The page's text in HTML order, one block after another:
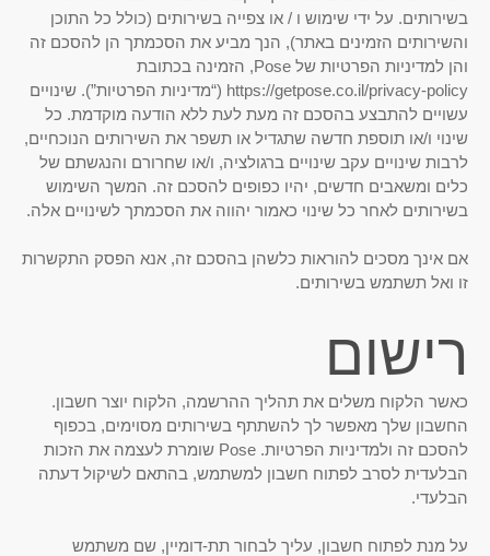
בשירותים. על ידי שימוש ו / או צפייה בשירותים (כולל כל התוכן
והשירותים הזמינים באתר), הנך מביע את הסכמתך הן להסכם זה
והן למדיניות הפרטיות של Pose, הזמינה בכתובת
https://getpose.co.il/privacy-policy (“מדיניות הפרטיות”). שינויים
עשויים להתבצע בהסכם זה מעת לעת ללא הודעה מוקדמת. כל
שינוי ו/או תוספת חדשה שתגדיל או תשפר את השירותים הנוכחיים,
לרבות שינויים עקב שינויים ברגולציה, ו/או שחרורם והנגשתם של
כלים ומשאבים חדשים, יהיו כפופים להסכם זה. המשך השימוש
בשירותים לאחר כל שינוי כאמור יהווה את הסכמתך לשינויים אלה.
אם אינך מסכים להוראות כלשהן בהסכם זה, אנא הפסק התקשרות
זו ואל תשתמש בשירותים.
רישום
כאשר הלקוח משלים את תהליך ההרשמה, הלקוח יוצר חשבון.
החשבון שלך מאפשר לך להשתתף בשירותים מסוימים, בכפוף
להסכם זה ולמדיניות הפרטיות. Pose שומרת לעצמה את הזכות
הבלעדית לסרב לפתוח חשבון למשתמש, בהתאם לשיקול דעתה
הבלעדי.
על מנת לפתוח חשבון, עליך לבחור תת-דומיין, שם משתמש